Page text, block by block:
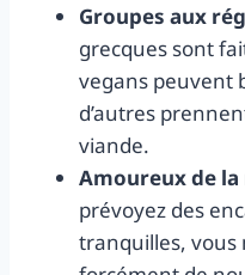
Groupes aux
grecques sont
vegans peuvent
d’autres
viande.
Amoureux de
prévoyez des
tranquilles, vous